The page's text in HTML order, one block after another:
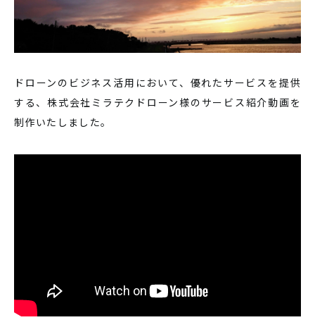
ドローンのビジネス活用において、優れたサービスを提供
する、株式会社ミラテクドローン様のサービス紹介動画を
制作いたしました。